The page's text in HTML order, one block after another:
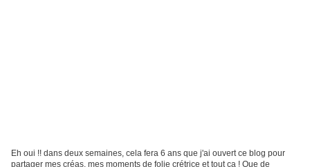
Eh oui !! dans deux semaines, cela fera 6 ans que j'ai ouvert ce blog pour
partager mes créas, mes moments de folie crétrice et tout ça ! Que de